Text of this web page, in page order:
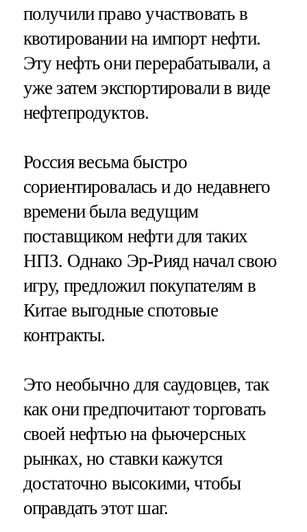
получили право участвовать в
квотировании на импорт нефти.
Эту нефть они перерабатывали, а
уже затем экспортировали в виде
нефтепродуктов.
Россия весьма быстро
сориентировалась и до недавнего
времени была ведущим
поставщиком нефти для таких
НПЗ. Однако Эр-Рияд начал свою
игру, предложил покупателям в
Китае выгодные спотовые
контракты.
Это необычно для саудовцев, так
как они предпочитают торговать
своей нефтью на фьючерсных
рынках, но ставки кажутся
достаточно высокими, чтобы
оправдать этот шаг.